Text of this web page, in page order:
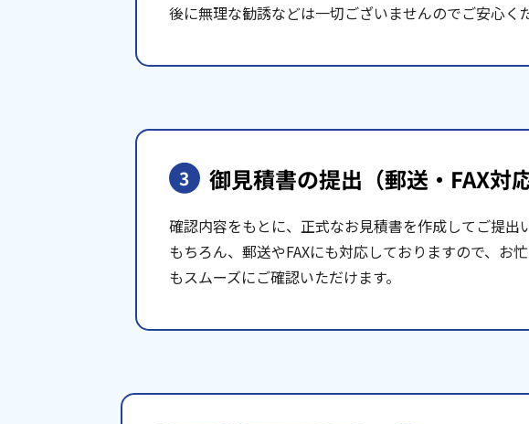
後に無理な勧誘などは一切ございませんのでご安心く
3 御見積書の提出 （郵送・FAX対応
確認内容をもとに、正式なお見積書を作成してご提出
もちろん、郵送やFAXにも対応しておりますので、お
もスムーズにご確認いただけます。